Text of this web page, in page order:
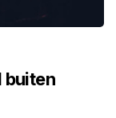
buiten